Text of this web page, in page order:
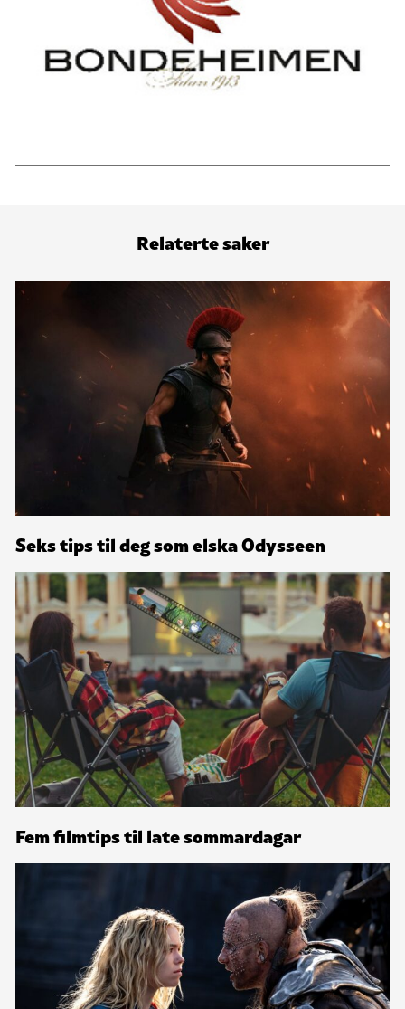
Relaterte saker
Seks tips til deg som elska Odysseen
Fem filmtips til late sommardagar